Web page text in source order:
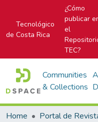
Tecnológico
de Costa Rica
¿Cómo
publicar
el
TEC?
Communities
& Collections
Home